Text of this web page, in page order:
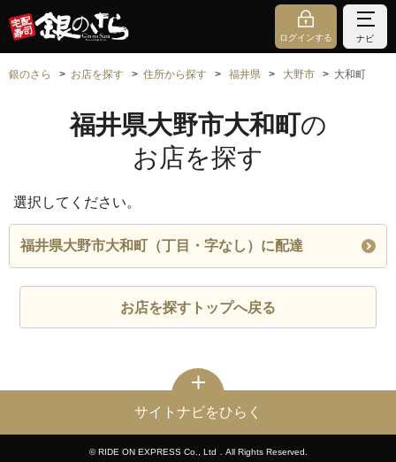
ログインする ナビ
銀のさら お店を探す 住所から探す 福井県 大野市 大和町
福井県大野市大和町の
お店を探す
選択してください。
福井県大野市大和町（丁目・字なし）に配達
お店を探すトップへ戻る
サイトナビをひらく
© RIDE ON EXPRESS Co., Ltd．All Rights Reserved.